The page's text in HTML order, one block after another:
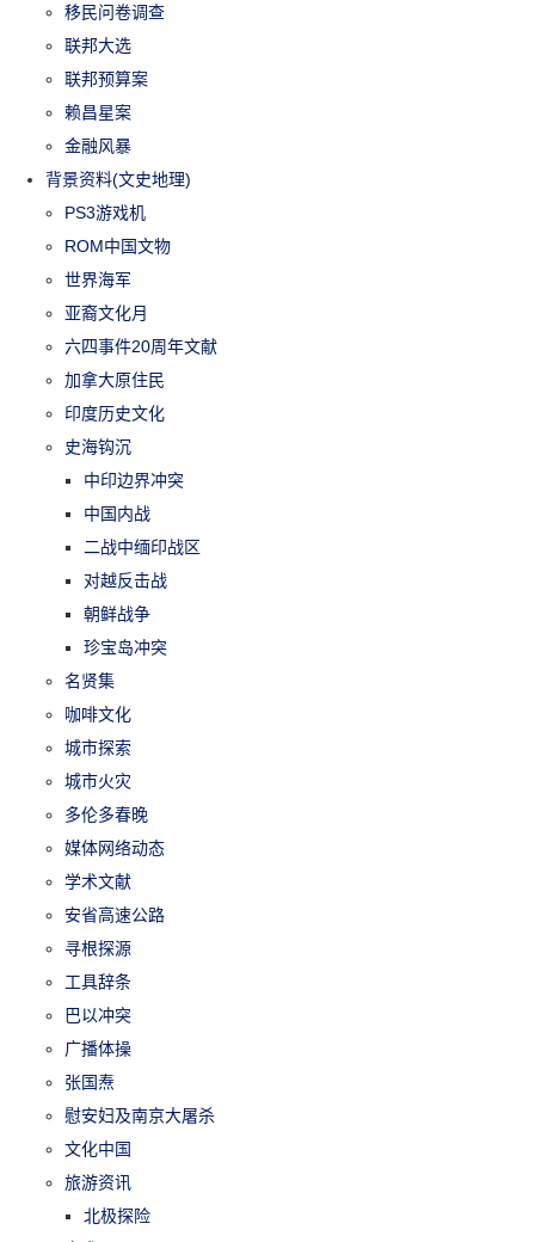
移民问卷调查
联邦大选
联邦预算案
赖昌星案
金融风暴
背景资料(文史地理)
PS3游戏机
ROM中国文物
世界海军
亚裔文化月
六四事件20周年文献
加拿大原住民
印度历史文化
史海钩沉
中印边界冲突
中国内战
二战中缅印战区
对越反击战
朝鲜战争
珍宝岛冲突
名贤集
咖啡文化
城市探索
城市火灾
多伦多春晚
媒体网络动态
学术文献
安省高速公路
寻根探源
工具辞条
巴以冲突
广播体操
张国焘
慰安妇及南京大屠杀
文化中国
旅游资讯
北极探险